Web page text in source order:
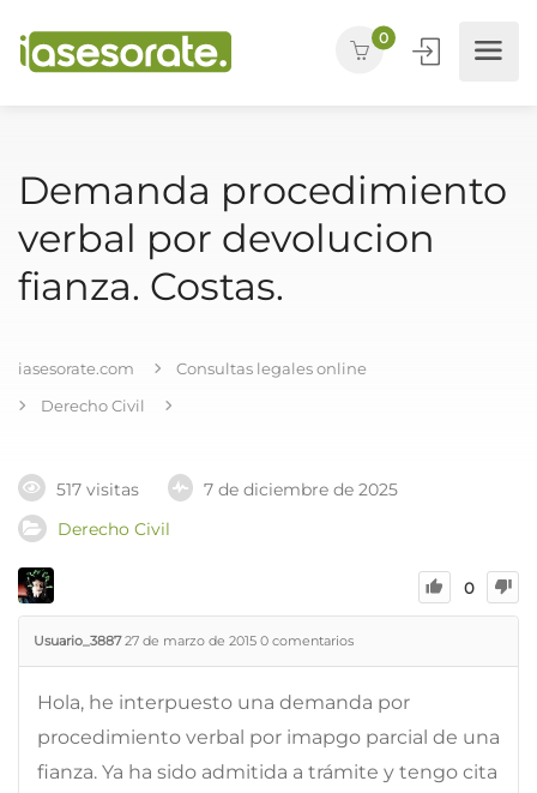
0
Demanda procedimiento
verbal por devolucion
fianza. Costas.
iasesorate.com
Consultas legales online
Derecho Civil
517 visitas
7 de diciembre de 2025
Derecho Civil
0
Usuario_3887 27 de marzo de 2015 0 comentarios
Hola, he interpuesto una demanda por
procedimiento verbal por imapgo parcial de una
fianza. Ya ha sido admitida a trámite y tengo cita